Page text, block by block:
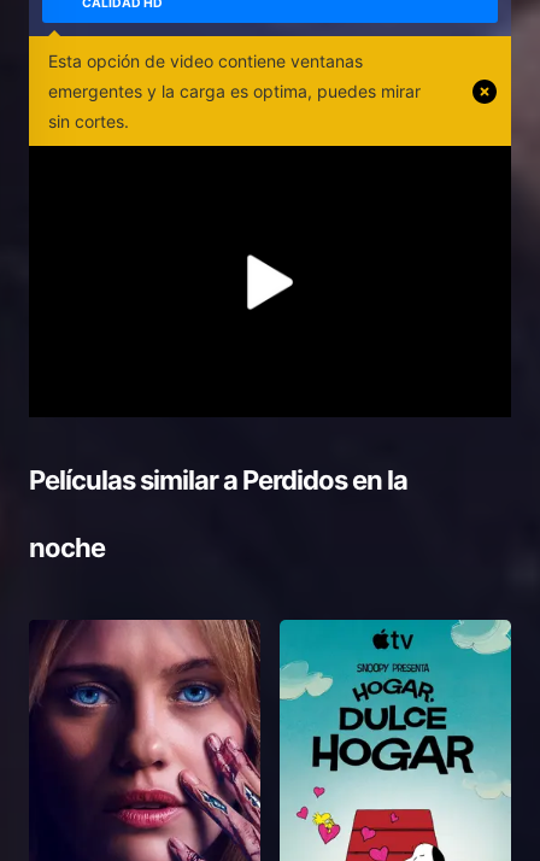
CALIDAD HD
Esta opción de video contiene ventanas
emergentes y la carga es optima, puedes mirar
sin cortes.
Películas similar aPerdidos en la
noche